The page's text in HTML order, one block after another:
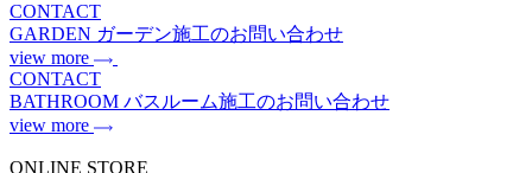
CONTACT
GARDEN ガーデン施工のお問い合わせ
view more
CONTACT
BATHROOM バスルーム施工のお問い合わせ
view more
ONLINE STORE